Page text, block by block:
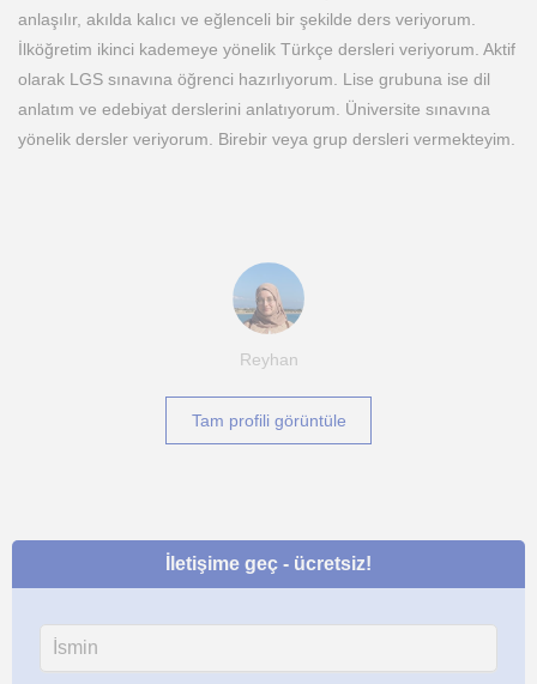
anlaşılır, akılda kalıcı ve eğlenceli bir şekilde ders veriyorum.
İlköğretim ikinci kademeye yönelik Türkçe dersleri veriyorum. Aktif
olarak LGS sınavına öğrenci hazırlıyorum. Lise grubuna ise dil
anlatım ve edebiyat derslerini anlatıyorum. Üniversite sınavına
yönelik dersler veriyorum. Birebir veya grup dersleri vermekteyim.
Reyhan
Tam profili görüntüle
İletişime geç - ücretsiz!